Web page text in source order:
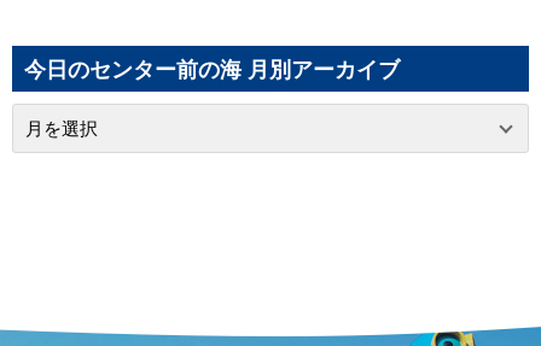
今日のセンター前の海 月別アーカイブ